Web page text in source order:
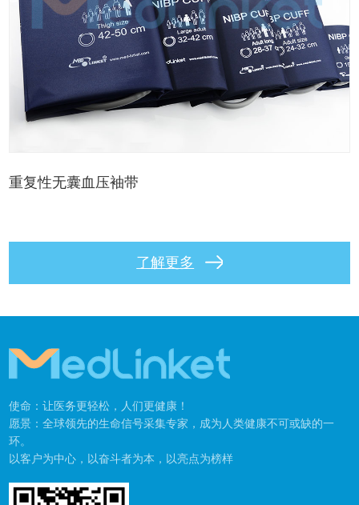
重复性无囊血压袖带
了解更多
使命：让医务更轻松，人们更健康！
愿景：全球领先的生命信号采集专家，成为人类健康不可或缺的一
环。
以客户为中心，以奋斗者为本，以亮点为榜样